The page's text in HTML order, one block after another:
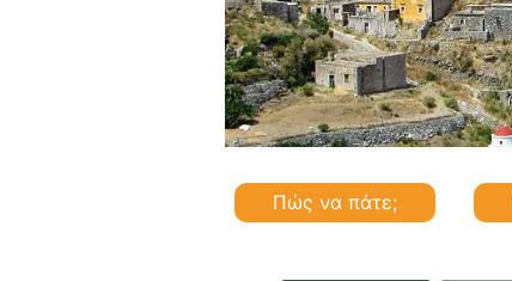
Πώς να πάτε;